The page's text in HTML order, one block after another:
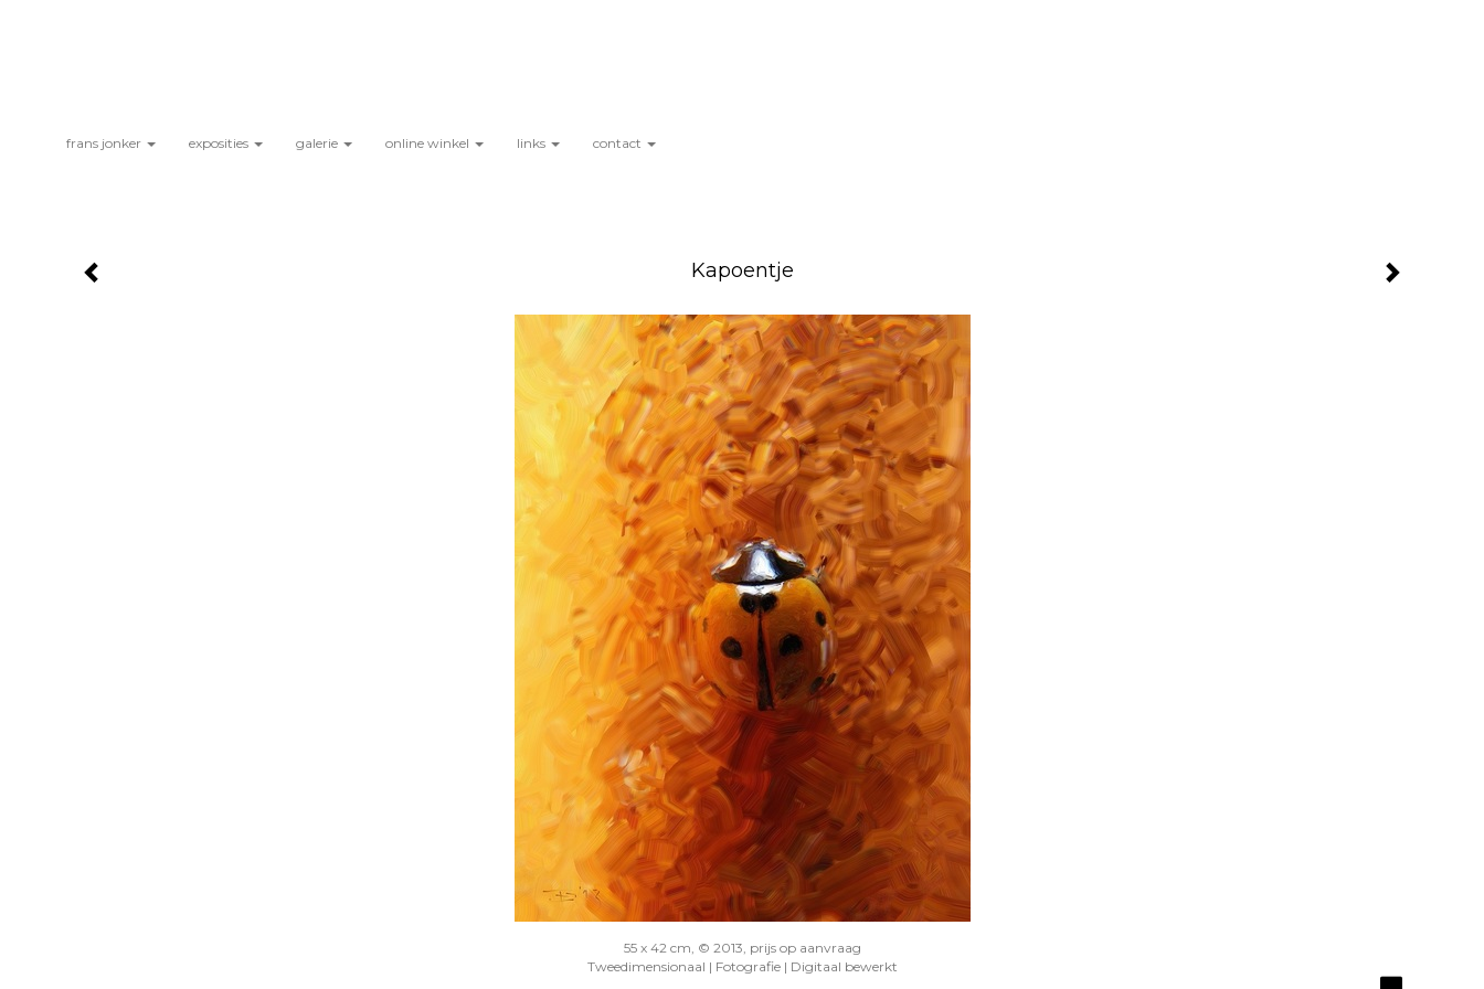
frans jonker exposities galerie online winkel links contact
Kapoentje
55 x 42 cm, © 2013, prijs op aanvraag
Tweedimensionaal | Fotografie | Digitaal bewerkt